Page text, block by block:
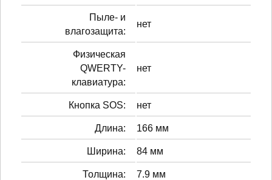
Пыле- и
влагозащита:
нет
Физическая
QWERTY-
клавиатура:
нет
Кнопка SOS: нет
Длина: 166 мм
Ширина: 84 мм
Толщина: 7.9 мм